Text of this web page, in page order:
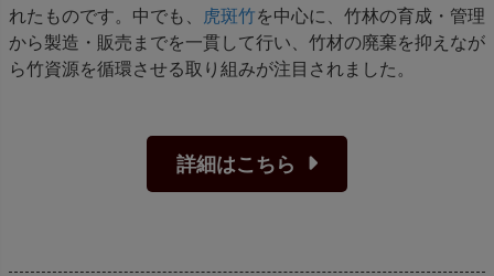
れたものです。中でも、
虎斑竹を中心に、竹林の育成・管理
から製造・販売までを一貫して行い、竹材の廃棄を抑えなが
ら竹資源を循環させる取り組みが注目されました。
詳細はこちら